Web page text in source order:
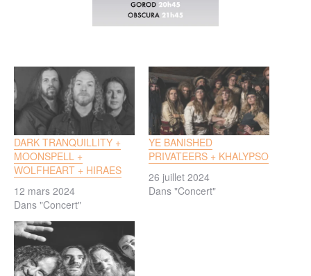
DARK TRANQUILLITY +
MOONSPELL +
WOLFHEART + HIRAES
12 mars 2024
Dans "Concert"
YE BANISHED
PRIVATEERS + KHALYPSO
26 juillet 2024
Dans "Concert"